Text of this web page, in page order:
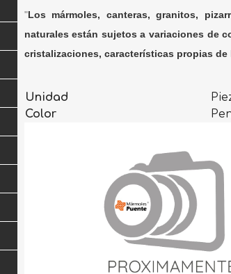
"Los mármoles, canteras, granitos,
naturales están sujetos a variaciones de
cristalizaciones, características propias
Unidad
Color